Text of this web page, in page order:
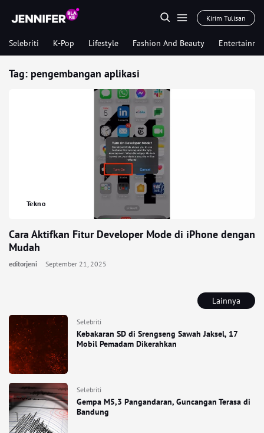
Kirim Tulisan
Selebriti K-Pop Lifestyle Fashion And Beauty
Lainnya
Selebriti
Kebakaran SD di Srengseng Sawah Jaksel, 17
Mobil Pemadam Dikerahkan
Selebriti
Gempa M5,3 Pangandaran, Guncangan Terasa di
Bandung
Tag: pengembangan aplikasi
Tekno
Cara Aktifkan Fitur Developer Mode di iPhone dengan
Mudah
editorjeni September 21, 2025